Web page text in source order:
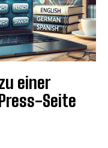
einer
Seite